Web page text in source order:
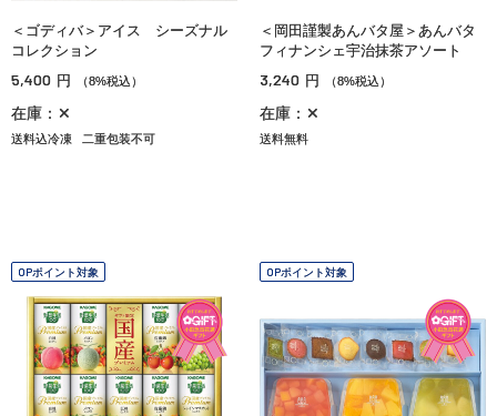
＜ゴディバ＞アイス シーズナル
コレクション
5,400 円 （8%税込）
在庫：✕
送料込冷凍 二重包装不可
＜岡田謹製あんバタ屋＞あんバタ
フィナンシェ宇治抹茶アソート
3,240 円 （8%税込）
在庫：✕
送料無料
OPポイント対象 OPポイント対象